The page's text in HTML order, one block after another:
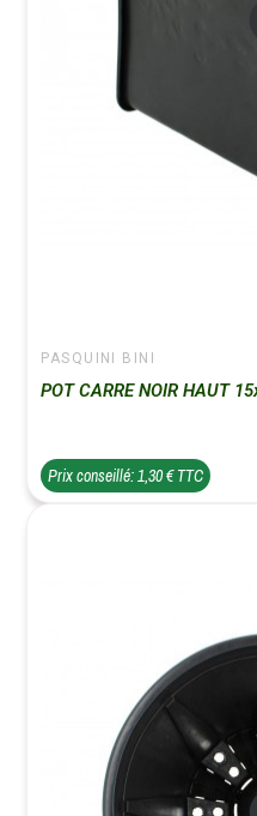
PASQUINI BINI
POT CARRE NOIR HAUT
Prix conseillé: 1,30 € TTC